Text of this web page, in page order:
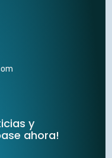
y
ahora!